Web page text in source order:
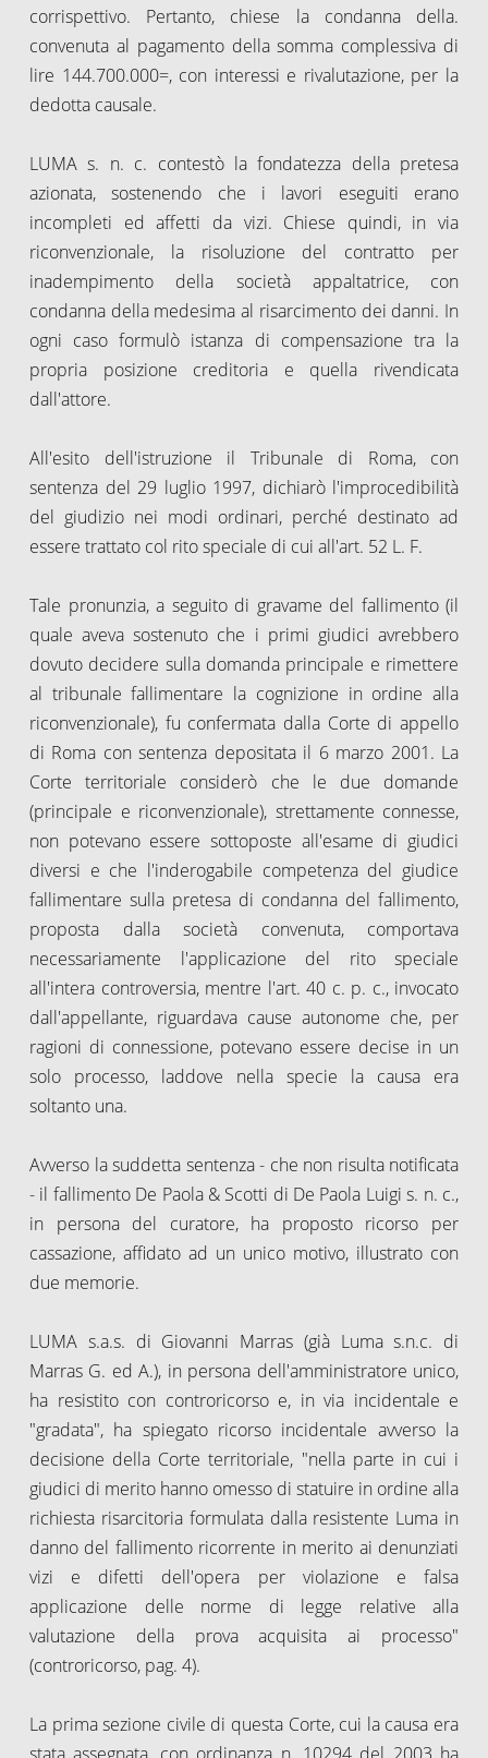
corrispettivo. Pertanto, chiese la condanna della.
convenuta al pagamento della somma complessiva di
lire 144.700.000=, con interessi e rivalutazione, per la
dedotta causale.
LUMA s. n. c. contestò la fondatezza della pretesa
azionata, sostenendo che i lavori eseguiti erano
incompleti ed affetti da vizi. Chiese quindi, in via
riconvenzionale, la risoluzione del contratto per
inadempimento della società appaltatrice, con
condanna della medesima al risarcimento dei danni. In
ogni caso formulò istanza di compensazione tra la
propria posizione creditoria e quella rivendicata
dall'attore.
All'esito dell'istruzione il Tribunale di Roma, con
sentenza del 29 luglio 1997, dichiarò l'improcedibilità
del giudizio nei modi ordinari, perché destinato ad
essere trattato col rito speciale di cui all'art. 52 L. F.
Tale pronunzia, a seguito di gravame del fallimento (il
quale aveva sostenuto che i primi giudici avrebbero
dovuto decidere sulla domanda principale e rimettere
al tribunale fallimentare la cognizione in ordine alla
riconvenzionale), fu confermata dalla Corte di appello
di Roma con sentenza depositata il 6 marzo 2001. La
Corte territoriale considerò che le due domande
(principale e riconvenzionale), strettamente connesse,
non potevano essere sottoposte all'esame di giudici
diversi e che l'inderogabile competenza del giudice
fallimentare sulla pretesa di condanna del fallimento,
proposta dalla società convenuta, comportava
necessariamente l'applicazione del rito speciale
all'intera controversia, mentre l'art. 40 c. p. c., invocato
dall'appellante, riguardava cause autonome che, per
ragioni di connessione, potevano essere decise in un
solo processo, laddove nella specie la causa era
soltanto una.
Avverso la suddetta sentenza - che non risulta notificata
- il fallimento De Paola & Scotti di De Paola Luigi s. n. c.,
in persona del curatore, ha proposto ricorso per
cassazione, affidato ad un unico motivo, illustrato con
due memorie.
LUMA s.a.s. di Giovanni Marras (già Luma s.n.c. di
Marras G. ed A.), in persona dell'amministratore unico,
ha resistito con controricorso e, in via incidentale e
"gradata", ha spiegato ricorso incidentale avverso la
decisione della Corte territoriale, "nella parte in cui i
giudici di merito hanno omesso di statuire in ordine alla
richiesta risarcitoria formulata dalla resistente Luma in
danno del fallimento ricorrente in merito ai denunziati
vizi e difetti dell'opera per violazione e falsa
applicazione delle norme di legge relative alla
valutazione della prova acquisita ai processo"
(controricorso, pag. 4).
La prima sezione civile di questa Corte, cui la causa era